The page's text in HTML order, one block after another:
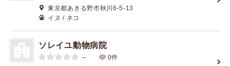
東京都あきる野市秋川6-5-13
イヌ / ネコ
ソレイユ動物病院
－
0件